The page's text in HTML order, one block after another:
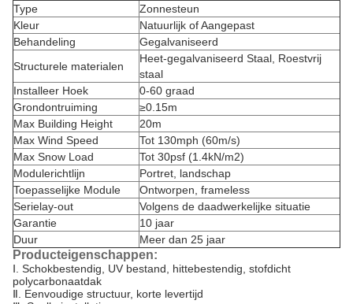
Type
Zonnesteun
Kleur
Natuurlijk of Aangepast
Behandeling
Gegalvaniseerd
Structurele materialen
Heet-gegalvaniseerd Staal, Roestvrij
staal
Installeer Hoek
0-60 graad
Grondontruiming
≥0.15m
Max Building Height
20m
Max Wind Speed
Tot 130mph (60m/s)
Max Snow Load
Tot 30psf (1.4kN/m2)
Modulerichtlijn
Portret, landschap
Toepasselijke Module
Ontworpen, frameless
Serielay-out
Volgens de daadwerkelijke situatie
Garantie
10 jaar
Duur
Meer dan 25 jaar
Producteigenschappen:
Ⅰ. Schokbestendig, UV bestand, hittebestendig, stofdicht
polycarbonaatdak
Ⅱ. Eenvoudige structuur, korte levertijd